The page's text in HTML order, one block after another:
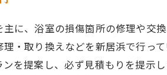
に、浴室の損傷箇所の修理や交
・取り換えなどを新居浜で行って
を提案し、必ず見積もりを提示